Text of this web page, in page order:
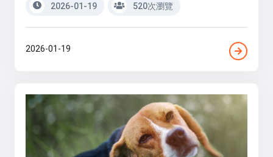
2026-01-19 520次瀏覽
2026-01-19